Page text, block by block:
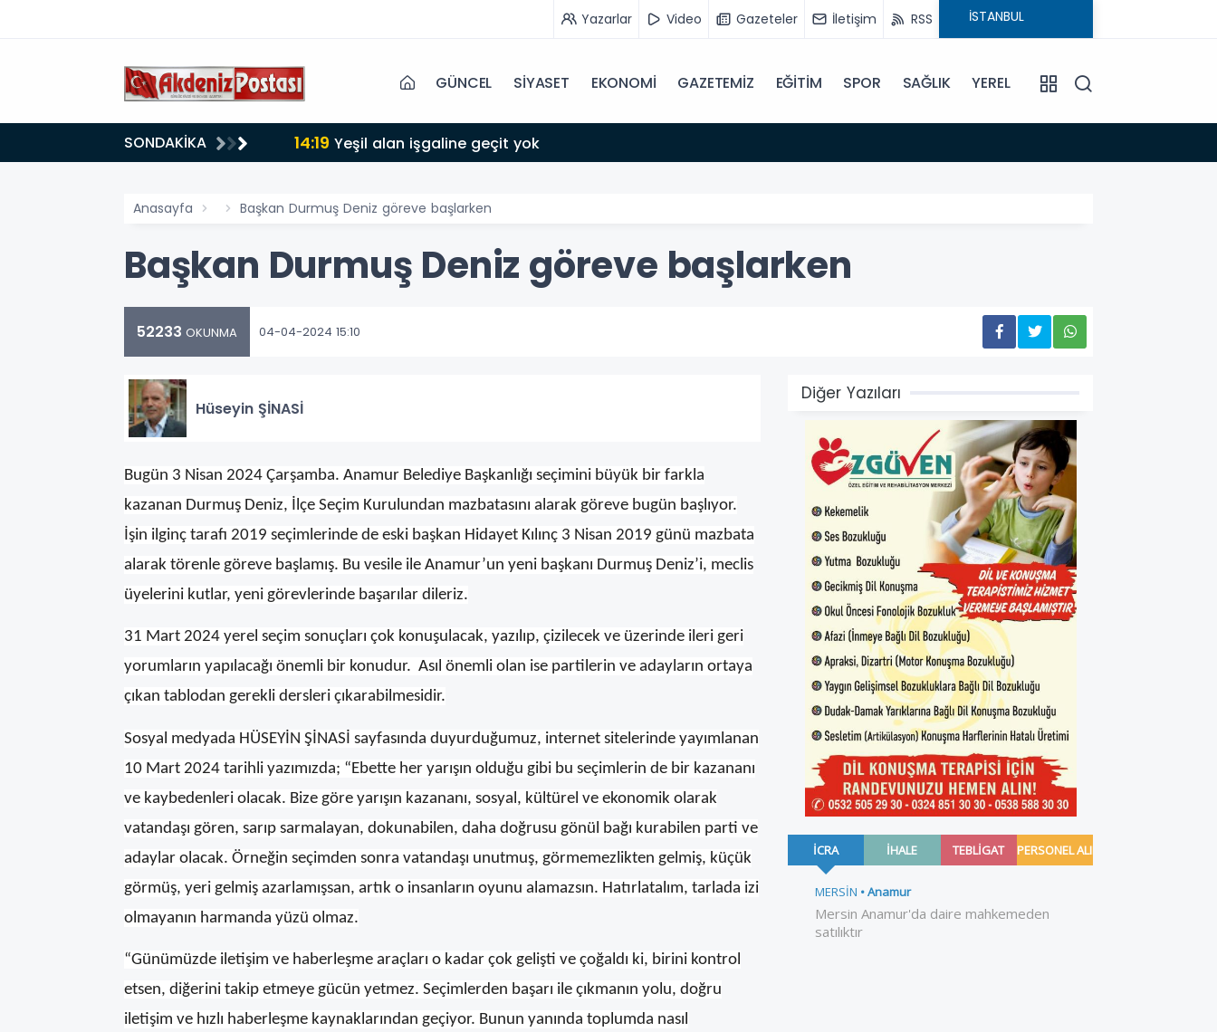
Yazarlar Video Gazeteler İletişim RSS
GÜNCEL SİYASET EKONOMİ GAZETEMİZ EĞİTİM SPOR SAĞLIK YEREL
SONDAKİKA
30 dereceyi gördü 14:19 Yeşil alan işgaline geçit yok
Anasayfa Başkan Durmuş Deniz göreve başlarken
Başkan Durmuş Deniz göreve başlarken
52233 OKUNMA 04-04-2024 15:10
Hüseyin ŞİNASİ
Bugün 3 Nisan 2024 Çarşamba. Anamur Belediye Başkanlığı seçimini büyük bir farkla
kazanan Durmuş Deniz, İlçe Seçim Kurulundan mazbatasını alarak göreve bugün başlıyor.
İşin ilginç tarafı 2019 seçimlerinde de eski başkan Hidayet Kılınç 3 Nisan 2019 günü mazbata
alarak törenle göreve başlamış. Bu vesile ile Anamur’un yeni başkanı Durmuş Deniz’i, meclis
üyelerini kutlar, yeni görevlerinde başarılar dileriz.
31 Mart 2024 yerel seçim sonuçları çok konuşulacak, yazılıp, çizilecek ve üzerinde ileri geri
yorumların yapılacağı önemli bir konudur. Asıl önemli olan ise partilerin ve adayların ortaya
çıkan tablodan gerekli dersleri çıkarabilmesidir.
Sosyal medyada HÜSEYİN ŞİNASİ sayfasında duyurduğumuz, internet sitelerinde yayımlanan
10 Mart 2024 tarihli yazımızda; “Ebette her yarışın olduğu gibi bu seçimlerin de bir kazananı
ve kaybedenleri olacak. Bize göre yarışın kazananı, sosyal, kültürel ve ekonomik olarak
vatandaşı gören, sarıp sarmalayan, dokunabilen, daha doğrusu gönül bağı kurabilen parti ve
adaylar olacak. Örneğin seçimden sonra vatandaşı unutmuş, görmemezlikten gelmiş, küçük
görmüş, yeri gelmiş azarlamışsan, artık o insanların oyunu alamazsın. Hatırlatalım, tarlada izi
olmayanın harmanda yüzü olmaz.
“Günümüzde iletişim ve haberleşme araçları o kadar çok gelişti ve çoğaldı ki, birini kontrol
etsen, diğerini takip etmeye gücün yetmez. Seçimlerden başarı ile çıkmanın yolu, doğru
iletişim ve hızlı haberleşme kaynaklarından geçiyor. Bunun yanında toplumda nasıl
Diğer Yazıları